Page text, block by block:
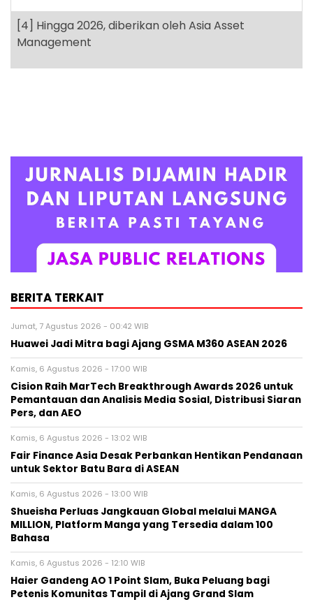
[4] Hingga 2026, diberikan oleh Asia Asset
Management
BERITA TERKAIT
Jumat, 7 Agustus 2026 - 00:42 WIB
Huawei Jadi Mitra bagi Ajang GSMA M360 ASEAN 2026
Kamis, 6 Agustus 2026 - 17:00 WIB
Cision Raih MarTech Breakthrough Awards 2026 untuk
Pemantauan dan Analisis Media Sosial, Distribusi Siaran
Pers, dan AEO
Kamis, 6 Agustus 2026 - 13:02 WIB
Fair Finance Asia Desak Perbankan Hentikan Pendanaan
untuk Sektor Batu Bara di ASEAN
Kamis, 6 Agustus 2026 - 13:00 WIB
Shueisha Perluas Jangkauan Global melalui MANGA
MILLION, Platform Manga yang Tersedia dalam 100
Bahasa
Kamis, 6 Agustus 2026 - 12:10 WIB
Haier Gandeng AO 1 Point Slam, Buka Peluang bagi
Petenis Komunitas Tampil di Ajang Grand Slam